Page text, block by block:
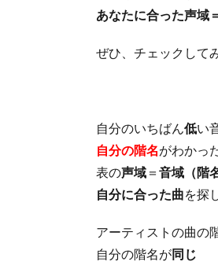
あなたに合った声域
ぜひ、チェックして
自分のいちばん低い
自分の階名がわかっ
表の声域 ＝ 音域（階
自分に合った曲を探
アーティストの曲の
自分の階名が同じ